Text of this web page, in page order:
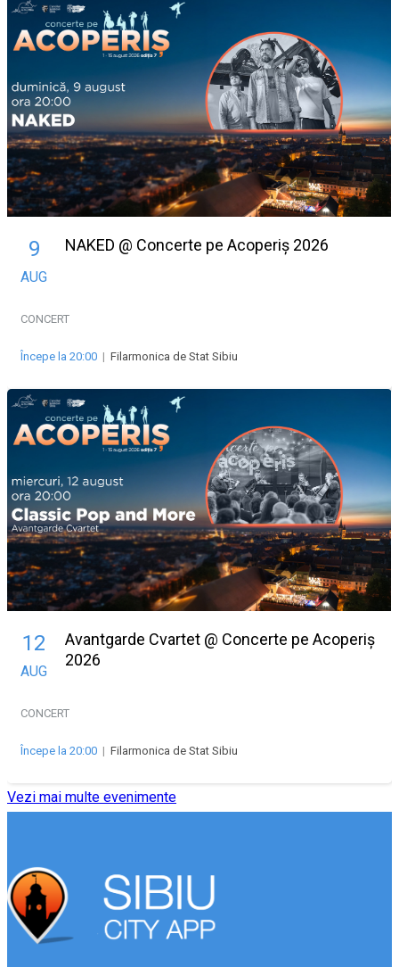
9
AUG
NAKED @ Concerte pe Acoperiș 2026
CONCERT
Începe la 20:00 | Filarmonica de Stat Sibiu
12
AUG
Avantgarde Cvartet @ Concerte pe Acoperiș
2026
CONCERT
Începe la 20:00 | Filarmonica de Stat Sibiu
Vezi mai multe evenimente